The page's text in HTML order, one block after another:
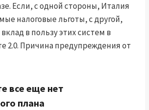
Если, с одной стороны, Италия
налоговые льготы, с другой,
в пользу этих систем в
2.0. Причина предупреждения от
все еще нет
плана